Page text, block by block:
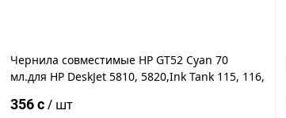
Чернила совместимые HP GT52 Cyan 70
мл.для HP DeskJet 5810, 5820,Ink Tank 115, 116,
419, Smart Tank 450, 455, 457, 500, 510, 515,
356 c/ шт